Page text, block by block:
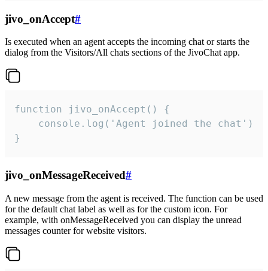
jivo_onAccept#
Is executed when an agent accepts the incoming chat or starts the
dialog from the Visitors/All chats sections of the JivoChat app.
function jivo_onAccept() {
}
jivo_onMessageReceived#
A new message from the agent is received. The function can be used
for the default chat label as well as for the custom icon. For
example, with onMessageReceived you can display the unread
messages counter for website visitors.